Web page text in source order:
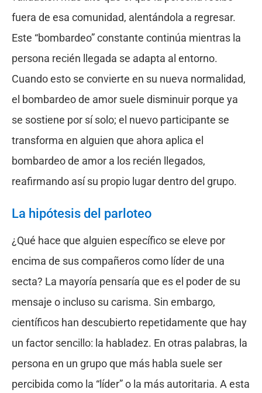
fuera de esa comunidad, alentándola a regresar.
Este “bombardeo” constante continúa mientras la
persona recién llegada se adapta al entorno.
Cuando esto se convierte en su nueva normalidad,
el bombardeo de amor suele disminuir porque ya
se sostiene por sí solo; el nuevo participante se
transforma en alguien que ahora aplica el
bombardeo de amor a los recién llegados,
reafirmando así su propio lugar dentro del grupo.
La hipótesis del parloteo
¿Qué hace que alguien específico se eleve por
encima de sus compañeros como líder de una
secta? La mayoría pensaría que es el poder de su
mensaje o incluso su carisma. Sin embargo,
científicos han descubierto repetidamente que hay
un factor sencillo: la habladez. En otras palabras, la
persona en un grupo que más habla suele ser
percibida como la “líder” o la más autoritaria. A esta